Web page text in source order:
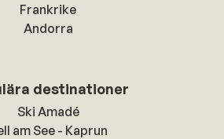
Frankrike
Andorra
destinationer
Ski Amadé
am See - Kaprun